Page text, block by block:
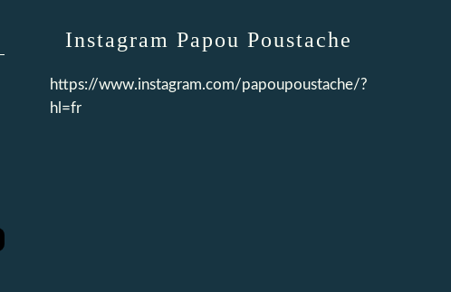
Instagram Papou Poustache
https://www.instagram.com/papoupoustache/?
hl=fr